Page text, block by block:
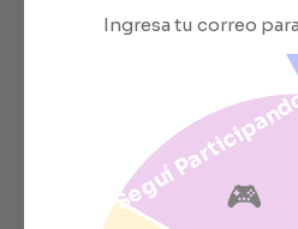
Ingresa tu correo
Seguí 🎮